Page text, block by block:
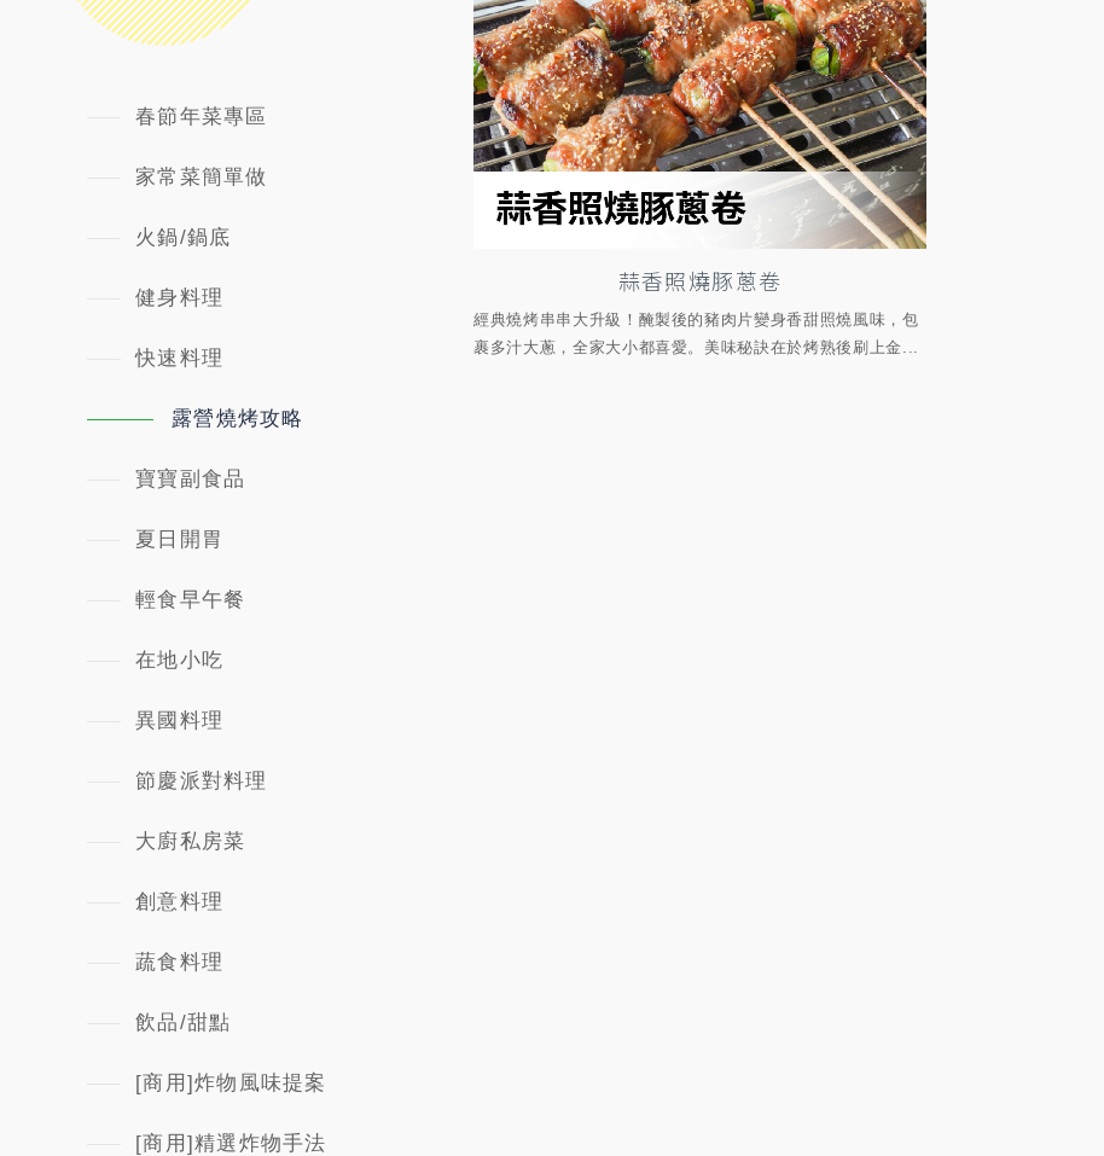
春節年菜專區
家常菜簡單做
火鍋/鍋底
健身料理
快速料理
露營燒烤攻略
寶寶副食品
夏日開胃
輕食早午餐
在地小吃
異國料理
節慶派對料理
大廚私房菜
創意料理
蔬食料理
飲品/甜點
[商用]炸物風味提案
[商用]精選炸物手法
蒜香照燒豚蔥卷
經典燒烤串串大升級！醃製後的豬肉片變身香甜照燒風味，包
裹多汁大蔥，全家大小都喜愛。美味秘訣在於烤熟後刷上金...